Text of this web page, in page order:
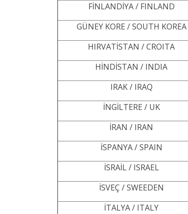
FİNLANDİYA / FINLAND
GÜNEY KORE / SOUTH KOREA
HIRVATİSTAN / CROITA
HİNDİSTAN / INDIA
IRAK / IRAQ
İNGİLTERE / UK
İRAN / IRAN
İSPANYA / SPAIN
İSRAİL / ISRAEL
İSVEÇ / SWEEDEN
İTALYA / ITALY